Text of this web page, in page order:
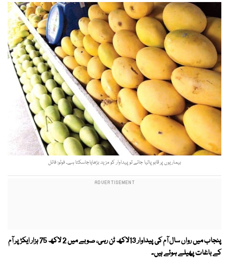
بیماریوں پر قابو پالیا جائے تو پیداوار کو مزید بڑھایاجاسکتا ہے۔ فوٹو: فائل
پنجاب میں رواں سال آم کی پیداوار 13لاکھ ٹن رہی، صوبے میں 2 لاکھ 75 ہزار ایکڑ پر آم
کے باغات پھیلے ہوئے ہیں۔